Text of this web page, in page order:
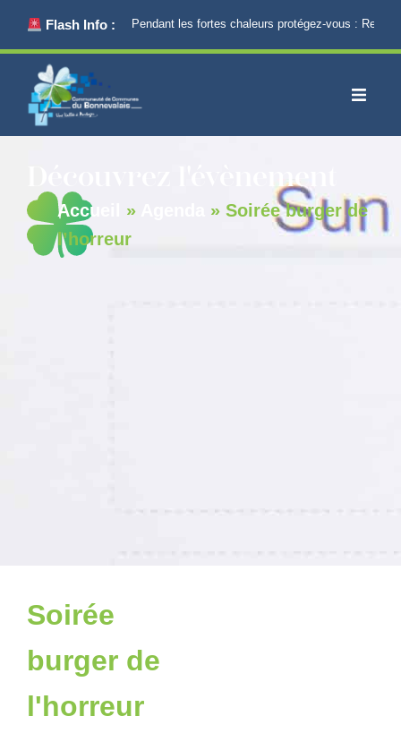
principalFlash Info : Pendant les fortes chaleurs protégez-vous :
Découvrez l'évènement
Accueil » » Soirée burger de
l’horreur
Soirée
burger de
l'horreur